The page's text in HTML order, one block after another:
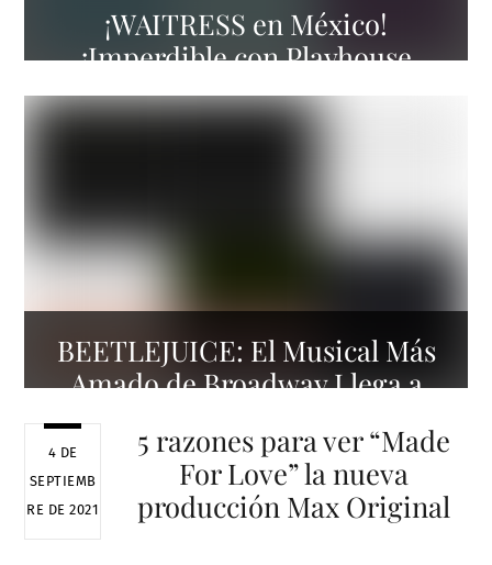
¡WAITRESS en México!
¡Imperdible con Playhouse
Entertainment!
BEETLEJUICE: El Musical Más
Amado de Broadway Llega a
4 DE
SEPTIEMB
RE DE 2021
5 razones para ver “Made
For Love” la nueva
producción Max Original